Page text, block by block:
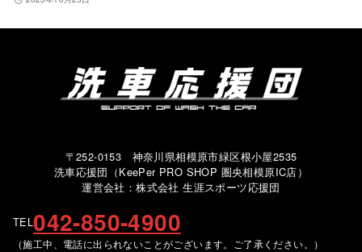
〒252-0153 神奈川県相模原市緑区根小屋2535
洗車応援団（KeePer PRO SHOP 圏央相模原IC店）
運営会社：株式会社 生涯スポーツ応援団
TEL042-850-4900
（施工中、電話に出られないことがございます。ご了承ください。）